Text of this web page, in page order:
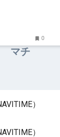
0
マチ
）
）